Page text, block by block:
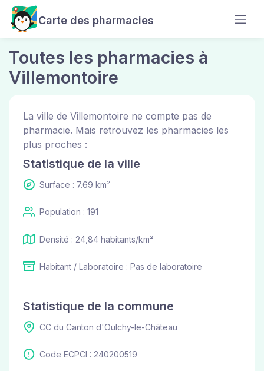
Carte des pharmacies
Toutes les pharmacies à
Villemontoire
La ville de Villemontoire ne compte pas de
pharmacie. Mais retrouvez les pharmacies les
plus proches :
Statistique de la ville
Surface : 7.69 km²
Population : 191
Densité : 24,84 habitants/km²
Habitant / Laboratoire : Pas de laboratoire
Statistique de la commune
CC du Canton d'Oulchy-le-Château
Code ECPCI : 240200519